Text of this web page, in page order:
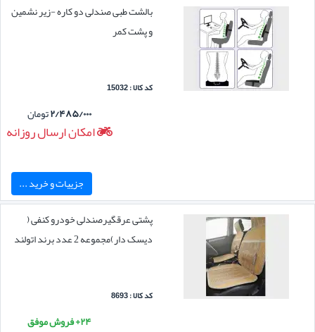
بالشت طبی صندلی دو کاره -زیر نشمین
و پشت کمر
کد کالا : 15032
۲/۴۸۵/۰۰۰تومان
امکان ارسال روزانه
جزییات و خرید ...
پشتی عرقگیرصندلی خودرو کنفی (
دیسک دار)مجموعه 2 عدد برند اتولند
کد کالا : 8693
۲۴+ فروش موفق